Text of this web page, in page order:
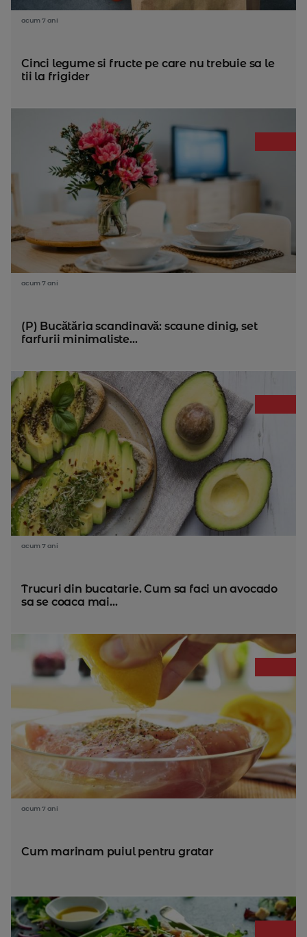
acum 7 ani
Cinci legume si fructe pe care nu trebuie sa le
tii la frigider
acum 7 ani
(P) Bucătăria scandinavă: scaune dinig, set
farfurii minimaliste...
acum 7 ani
Trucuri din bucatarie. Cum sa faci un avocado
sa se coaca mai...
acum 7 ani
Cum marinam puiul pentru gratar